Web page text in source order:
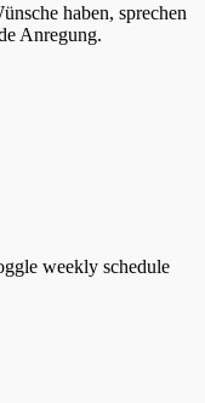
haben, sprechen
Anregung.
weekly schedule